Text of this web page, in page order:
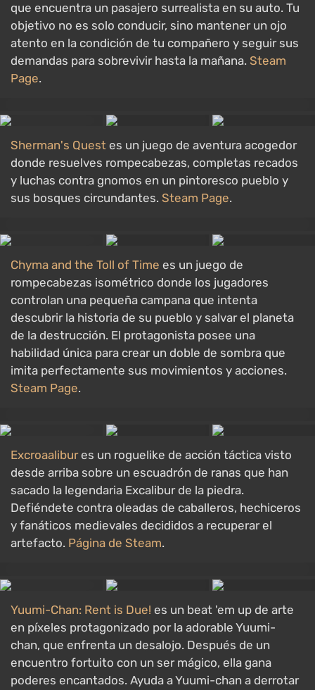
que encuentra un pasajero surrealista en su auto. Tu
objetivo no es solo conducir, sino mantener un ojo
atento en la condición de tu compañero y seguir sus
demandas para sobrevivir hasta la mañana. Steam
Page.
Sherman's Quest es un juego de aventura acogedor
donde resuelves rompecabezas, completas recados
y luchas contra gnomos en un pintoresco pueblo y
sus bosques circundantes. Steam Page.
Chyma and the Toll of Time es un juego de
rompecabezas isométrico donde los jugadores
controlan una pequeña campana que intenta
descubrir la historia de su pueblo y salvar el planeta
de la destrucción. El protagonista posee una
habilidad única para crear un doble de sombra que
imita perfectamente sus movimientos y acciones.
Steam Page.
Excroaalibures un roguelike de acción táctica visto
desde arriba sobre un escuadrón de ranas que han
sacado la legendaria Excalibur de la piedra.
Defiéndete contra oleadas de caballeros, hechiceros
y fanáticos medievales decididos a recuperar el
artefacto. Página de Steam.
Yuumi-Chan: Rent is Due! es un beat 'em up de arte
en píxeles protagonizado por la adorable Yuumi-
chan, que enfrenta un desalojo. Después de un
encuentro fortuito con un ser mágico, ella gana
poderes encantados. Ayuda a Yuumi-chan a derrotar